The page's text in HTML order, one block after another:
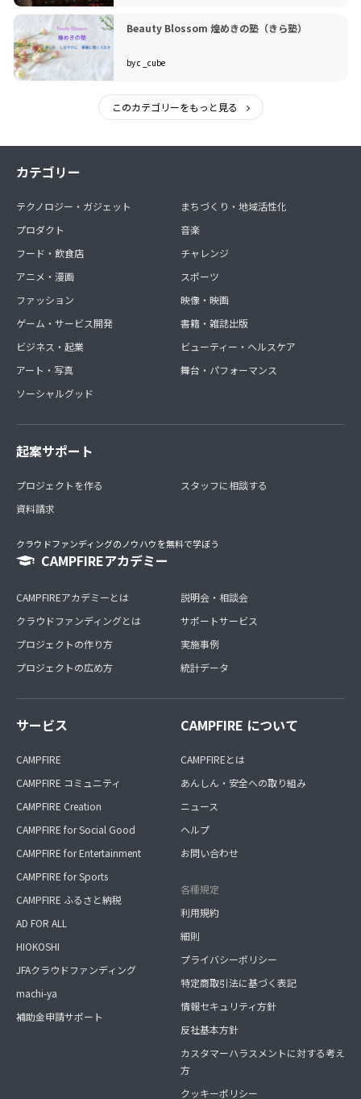
Beauty Blossom 煌めきの塾（きら塾）
by c _cube
このカテゴリーをもっと見る
カテゴリー
テクノロジー・ガジェット
プロダクト
フード・飲食店
アニメ・漫画
ファッション
ゲーム・サービス開発
ビジネス・起業
アート・写真
ソーシャルグッド
まちづくり・地域活性化
音楽
チャレンジ
スポーツ
映像・映画
書籍・雑誌出版
ビューティー・ヘルスケア
舞台・パフォーマンス
起案サポート
プロジェクトを作る
資料請求
スタッフに相談する
クラウドファンディングのノウハウを無料で学ぼう
CAMPFIREアカデミー
CAMPFIREアカデミーとは
クラウドファンディングとは
プロジェクトの作り方
プロジェクトの広め方
説明会・相談会
サポートサービス
実施事例
統計データ
サービス
CAMPFIRE
CAMPFIRE コミュニティ
CAMPFIRE Creation
CAMPFIRE for Social Good
CAMPFIRE for Entertainment
CAMPFIRE for Sports
CAMPFIRE ふるさと納税
AD FOR ALL
HIOKOSHI
JFAクラウドファンディング
machi-ya
補助金申請サポート
CAMPFIRE について
CAMPFIREとは
あんしん・安全への取り組み
ニュース
ヘルプ
お問い合わせ
各種規定
利用規約
細則
プライバシーポリシー
特定商取引法に基づく表記
情報セキュリティ方針
反社基本方針
カスタマーハラスメントに対する考え
方
クッキーポリシー